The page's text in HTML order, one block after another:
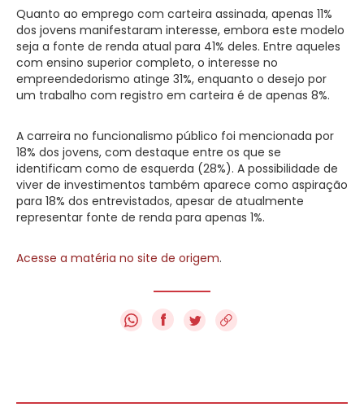
Quanto ao emprego com carteira assinada, apenas 11%
dos jovens manifestaram interesse, embora este modelo
seja a fonte de renda atual para 41% deles. Entre aqueles
com ensino superior completo, o interesse no
empreendedorismo atinge 31%, enquanto o desejo por
um trabalho com registro em carteira é de apenas 8%.
A carreira no funcionalismo público foi mencionada por
18% dos jovens, com destaque entre os que se
identificam como de esquerda (28%). A possibilidade de
viver de investimentos também aparece como aspiração
para 18% dos entrevistados, apesar de atualmente
representar fonte de renda para apenas 1%.
Acesse a matéria no site de origem.
f